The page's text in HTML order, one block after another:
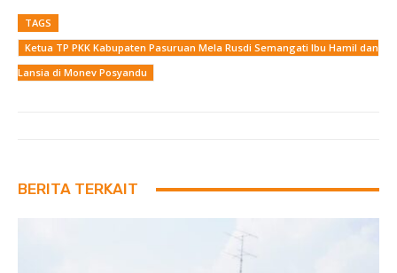
TAGS
Ketua TP PKK Kabupaten Pasuruan Mela Rusdi Semangati Ibu Hamil dan
Lansia di Monev Posyandu
BERITA TERKAIT